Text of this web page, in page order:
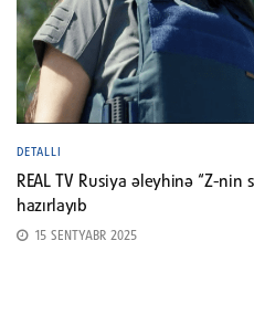
DETALLI
REAL TV Rusiya əleyhinə “Z-nin
hazırlayıb
15 SENTYABR 2025